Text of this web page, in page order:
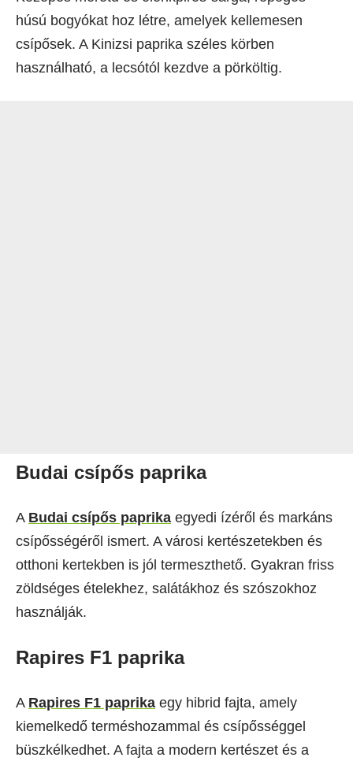
húsú bogyókat hoz létre, amelyek kellemesen
csípősek. A Kinizsi paprika széles körben
használható, a lecsótól kezdve a pörköltig.
Budai csípős paprika
A Budai csípős paprika egyedi ízéről és markáns
csípősségéről ismert. A városi kertészetekben és
otthoni kertekben is jól termeszthető. Gyakran friss
zöldséges ételekhez, salátákhoz és szószokhoz
használják.
Rapires F1 paprika
A Rapires F1 paprika egy hibrid fajta, amely
kiemelkedő terméshozammal és csípősséggel
büszkélkedhet. A fajta a modern kertészet és a